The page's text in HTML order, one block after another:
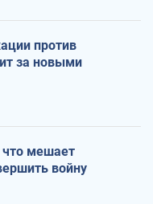
против
за новыми
что мешает
войну